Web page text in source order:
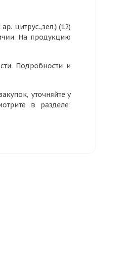
цитрус.,зел.) (12)
На продукцию
Подробности и
уточняйте у
в разделе: